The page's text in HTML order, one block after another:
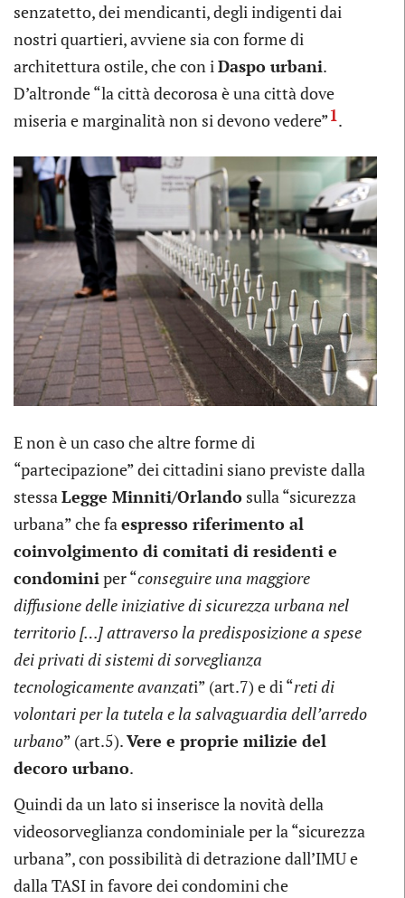
senzatetto, dei mendicanti, degli indigenti dai
nostri quartieri, avviene sia con forme di
architettura ostile, che con iDaspo urbani.
D’altronde “la città decorosa è una città dove
miseria e marginalità non si devono vedere”1.
E non è un caso che altre forme di
“partecipazione” dei cittadini siano previste dalla
stessaLegge Minniti/Orlando sulla “sicurezza
urbana” che faespresso riferimento al
coinvolgimento di comitati di residenti e
condominiper “conseguire una maggiore
diffusione delle iniziative di sicurezza urbana nel
territorio […] attraverso la predisposizione a spese
dei privati di sistemi di sorveglianza
tecnologicamente avanzati” (art.7) e di “reti di
volontari per la tutela e la salvaguardia dell’arredo
urbano” (art.5).Vere e proprie milizie del
decoro urbano.
Quindi da un lato si inserisce la novità della
videosorveglianza condominiale per la “sicurezza
urbana”, con possibilità di detrazione dall’IMU e
dalla TASI in favore dei condomini che